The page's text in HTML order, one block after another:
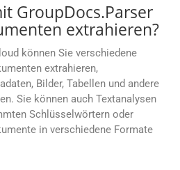
GroupDocs.Parser
extrahieren?
können Sie verschiedene
extrahieren,
Bilder, Tabellen und andere
Sie können auch Textanalysen
Schlüsselwörtern oder
in verschiedene Formate